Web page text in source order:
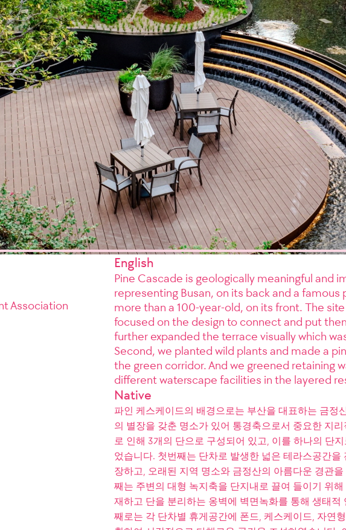
Association
English
Pine Cascade is geologically meaningful and
representing Busan, on its back and a
more than a 100-year-old, on its front. The
focused on the design to connect and put
further expanded the terrace visually which
Second, we planted wild plants and made a
the green corridor. And we greened retaining
different waterscape facilities in the layered
Native
파인 케스케이드의 배경으로는 부산을 대표하는 금정
의 별장을 갖춘 명소가 있어 통경축으로서 중요한 지
로 인해 3개의 단으로 구성되어 있고, 이를 하나의 단
었습니다. 첫번째는 단차로 발생한 넓은 테라스공간
장하고, 오래된 지역 명소와 금정산의 아름다운 경관
째는 주변의 대형 녹지축을 단지내로 끌여 들이기 위
재하고 단을 분리하는 옹벽에 벽면녹화를 통해 생태
째로는 각 단차별 휴게공간에 폰드, 케스케이드, 자연